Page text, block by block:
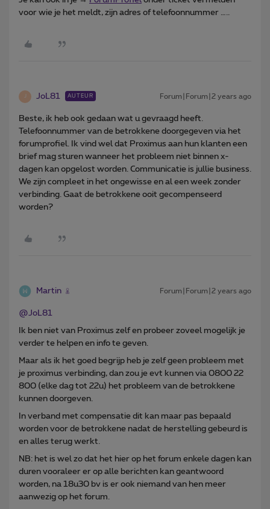
voor wie je het meldt, zijn adres of telefoonnummer …..
J JoL81 AUTEUR Forum|Forum|2 years ago
Beste, ik heb ook gedaan wat u gevraagd heeft.
Telefoonnummer van de betrokkene doorgegeven via het
forumprofiel. Ik vind wel dat Proximus aan hun klanten een
brief mag sturen wanneer het probleem niet binnen x-
dagen kan opgelost worden. Communicatie is jullie business.
We zijn compleet in het ongewisse en al een week zonder
verbinding. Gaat de betrokkene ooit gecompenseerd
worden?
Martin Forum|Forum|2 years ago
@JoL81
Ik ben niet van Proximus zelf en probeer zoveel mogelijk je
verder te helpen en info te geven.
Maar als ik het goed begrijp heb je zelf geen probleem met
je proximus verbinding, dan zou je evt kunnen via 0800 22
800 (elke dag tot 22u) het probleem van de betrokkene
kunnen doorgeven.
In verband met compensatie dit kan maar pas bepaald
worden voor de betrokkene nadat de herstelling gebeurd is
en alles terug werkt.
NB: het is wel zo dat het hier op het forum enkele dagen kan
duren vooraleer er op alle berichten kan geantwoord
worden, na 18u30 bv is er ook niemand van hen meer
aanwezig op het forum.